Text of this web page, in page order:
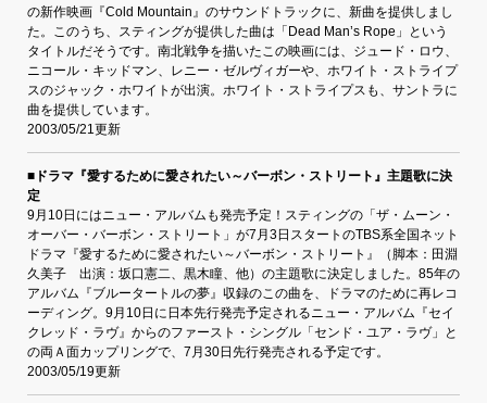
の新作映画『Cold Mountain』のサウンドトラックに、新曲を提供しまし
た。このうち、スティングが提供した曲は「Dead Man’s Rope」という
タイトルだそうです。南北戦争を描いたこの映画には、ジュード・ロウ、
ニコール・キッドマン、レニー・ゼルヴィガーや、ホワイト・ストライプ
スのジャック・ホワイトが出演。ホワイト・ストライプスも、サントラに
曲を提供しています。
2003/05/21更新
■ドラマ『愛するために愛されたい～バーボン・ストリート』主題歌に決
定
9月10日にはニュー・アルバムも発売予定！スティングの「ザ・ムーン・
オーバー・バーボン・ストリート」が7月3日スタートのTBS系全国ネット
ドラマ『愛するために愛されたい～バーボン・ストリート』（脚本：田淵
久美子 出演：坂口憲二、黒木瞳、他）の主題歌に決定しました。85年の
アルバム『ブルータートルの夢』収録のこの曲を、ドラマのために再レコ
ーディング。9月10日に日本先行発売予定されるニュー・アルバム『セイ
クレッド・ラヴ』からのファースト・シングル「センド・ユア・ラヴ」と
の両Ａ面カップリングで、7月30日先行発売される予定です。
2003/05/19更新